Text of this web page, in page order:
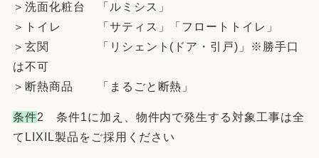
＞洗面化粧台 「ルミシス」
＞トイレ 「サティス」「フロートトイレ」
＞玄関 「リシェント(ドア・引戸)」※勝手口
は不可
＞断熱商品 「まるごと断熱」
条件2 条件1に加え、物件内で発生する対象工事は全
てLIXIL製品をご採用ください